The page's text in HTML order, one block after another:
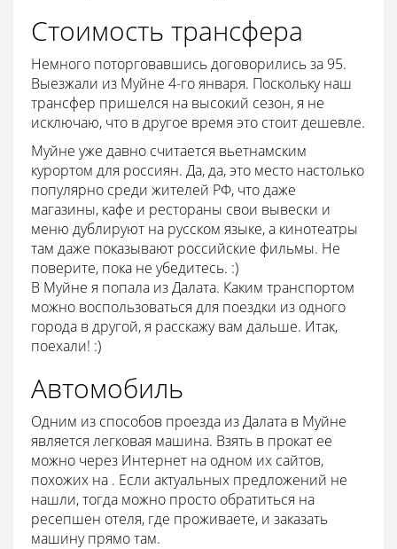
Стоимость трансфера
Немного поторговавшись договорились за 95.
Выезжали из Муйне 4-го января. Поскольку наш
трансфер пришелся на высокий сезон, я не
исключаю, что в другое время это стоит дешевле.
Муйне уже давно считается вьетнамским
курортом для россиян. Да, да, это место настолько
популярно среди жителей РФ, что даже
магазины, кафе и рестораны свои вывески и
меню дублируют на русском языке, а кинотеатры
там даже показывают российские фильмы. Не
поверите, пока не убедитесь. :)
В Муйне я попала из Далата. Каким транспортом
можно воспользоваться для поездки из одного
города в другой, я расскажу вам дальше. Итак,
поехали! :)
Автомобиль
Одним из способов проезда из Далата в Муйне
является легковая машина. Взять в прокат ее
можно через Интернет на одном их сайтов,
похожих на . Если актуальных предложений не
нашли, тогда можно просто обратиться на
ресепшен отеля, где проживаете, и заказать
машину прямо там.